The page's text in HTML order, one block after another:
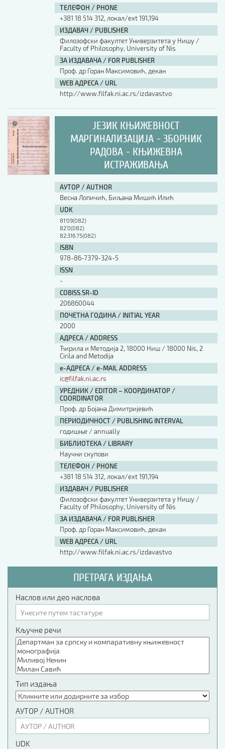
ТЕЛЕФОН / PHONE
+381 18 514 312, локал/ext 191,194
ИЗДАВАЧ / PUBLISHER
Филозофски факултет Универзитета у Нишу /
Faculty of Philosophy, University of Nis
ЗА ИЗДАВАЧА / FOR PUBLISHER
Проф. др Горан Максимовић, декан
WEB АДРЕСА / URL
http://www.filfak.ni.ac.rs/izdavastvo
ЈЕЗИК КЊИЖЕВНОСТ
МАРГИНАЛИЗАЦИЈА - ЗБОРНИК
РАДОВА - КЊИЖЕВНА
ИСТРАЖИВАЊА
АУТОР / AUTHOR
Весна Лопичић, Биљана Мишић Илић
UDK
81'09(082)
82'0(082)
82:316.75(082)
ISBN
978-86-7379-324-5
ISSN
-
COBISS.SR-ID
206860044
ПОЧЕТНА ГОДИНА / INITIAL YEAR
2000
АДРЕСА / ADDRESS
Ћирила и Методија 2, 18000 Ниш / 18000 Nis, 2
Cirila and Metodija
е-АДРЕСА / e-MAIL ADDRESS
ic@filfak.ni.ac.rs
УРЕДНИК / EDITOR – КООРДИНАТОР /
COORDINATOR
Проф. др Бојана Димитријевић
ПЕРИОДИЧНОСТ / PUBLISHING INTERVAL
годишње / annually
БИБЛИОТЕКА / LIBRARY
Научни скупови
ТЕЛЕФОН / PHONE
+381 18 514 312, локал/ext 191,194
ИЗДАВАЧ / PUBLISHER
Филозофски факултет Универзитета у Нишу /
Faculty of Philosophy, University of Nis
ЗА ИЗДАВАЧА / FOR PUBLISHER
Проф. др Горан Максимовић, декан
WEB АДРЕСА / URL
http://www.filfak.ni.ac.rs/izdavastvo
ПРЕТРАГА ИЗДАЊА
Наслов или део наслова
Кључне речи
Тип издања
АУТОР / AUTHOR
UDK